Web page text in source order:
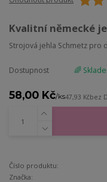
Kvalitní německé
Strojová jehla Schmetz pro
Dostupnost 🌈
58,00 Kč/ks47,93 Kčbez
Číslo produktu:
Značka: